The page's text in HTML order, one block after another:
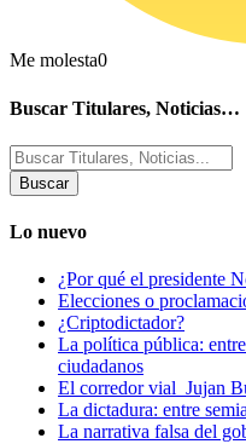
Me molesta0
Buscar Titulares, Noticias…
Buscar
por:
Lo nuevo
¿Por qué el presidente
Elecciones o
¿Criptodictador?
La política pública:
ciudadanos
El corredor vial Jujan
La dictadura: entre
La narrativa falsa del